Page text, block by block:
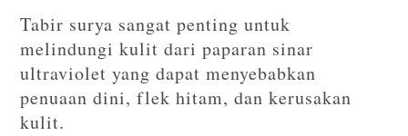
Tabir surya sangat penting untuk
melindungi kulit dari paparan sinar
ultraviolet yang dapat menyebabkan
penuaan dini, flek hitam, dan kerusakan
kulit.